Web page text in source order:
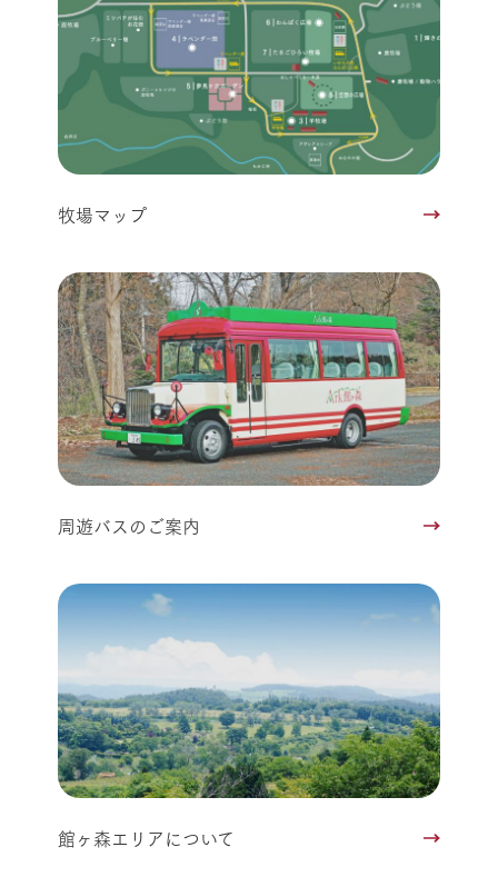
牧場マップ
周遊バスのご案内
館ヶ森エリアについて